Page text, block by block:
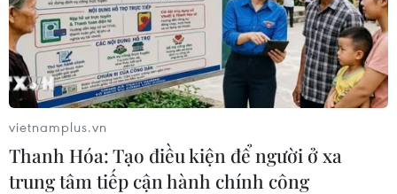
vietnamplus.vn
Thanh Hóa: Tạo điều kiện để người ở xa
trung tâm tiếp cận hành chính công